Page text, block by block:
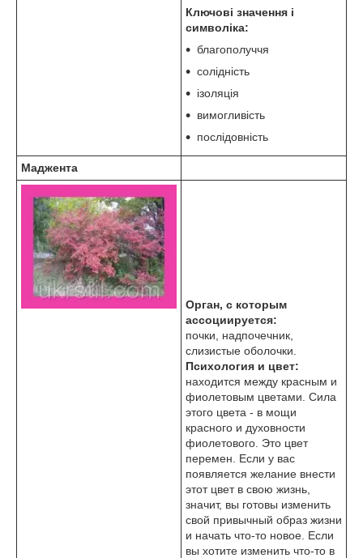
Ключові значення і
символіка:
благополуччя
солідність
ізоляція
вимогливість
послідовність
Маджента
Орган, с которым
ассоциируется:
почки, надпочечник,
слизистые оболочки.
Психология и цвет:
находится между красным и
фиолетовым цветами. Сила
этого цвета - в мощи
красного и духовности
фиолетового. Это цвет
перемен. Если у вас
появляется желание внести
этот цвет в свою жизнь,
значит, вы готовы изменить
свой привычный образ жизни
и начать что-то новое. Если
вы хотите изменить что-то в